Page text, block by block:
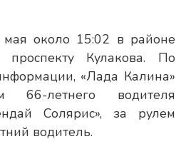
около 15:02 в районе
Кулакова. По
«Лада Калина»
66-летнего водителя
Солярис», за рулем
водитель.